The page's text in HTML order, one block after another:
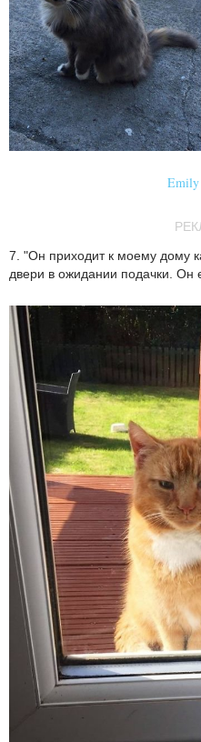
Emily
7. "Он приходит к моему дому
двери в ожидании подачки. Он